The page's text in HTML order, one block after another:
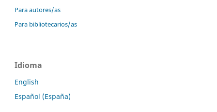
Para autores/as
Para bibliotecarios/as
Idioma
English
Español (España)